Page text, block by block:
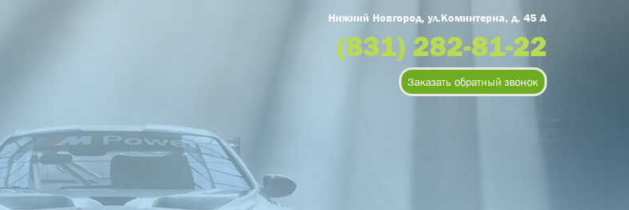
Нижний Новгород, ул.Коминтерна, д. 45 А
(831) 282-81-22
Заказать обратный звонок
номер телефона и мы Вам
заказ
товара